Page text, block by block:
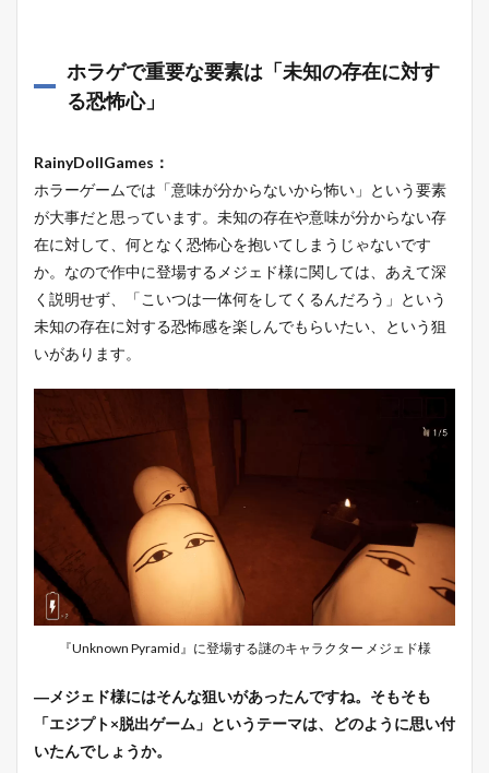
ホラゲで重要な要素は「未知の存在に対す
る恐怖心」
RainyDollGames：
ホラーゲームでは「意味が分からないから怖い」という要素
が大事だと思っています。未知の存在や意味が分からない存
在に対して、何となく恐怖心を抱いてしまうじゃないです
か。なので作中に登場するメジェド様に関しては、あえて深
く説明せず、「こいつは一体何をしてくるんだろう」という
未知の存在に対する恐怖感を楽しんでもらいたい、という狙
いがあります。
『Unknown Pyramid』に登場する謎のキャラクター メジェド様
―メジェド様にはそんな狙いがあったんですね。そもそも
「エジプト×脱出ゲーム」というテーマは、どのように思い付
いたんでしょうか。